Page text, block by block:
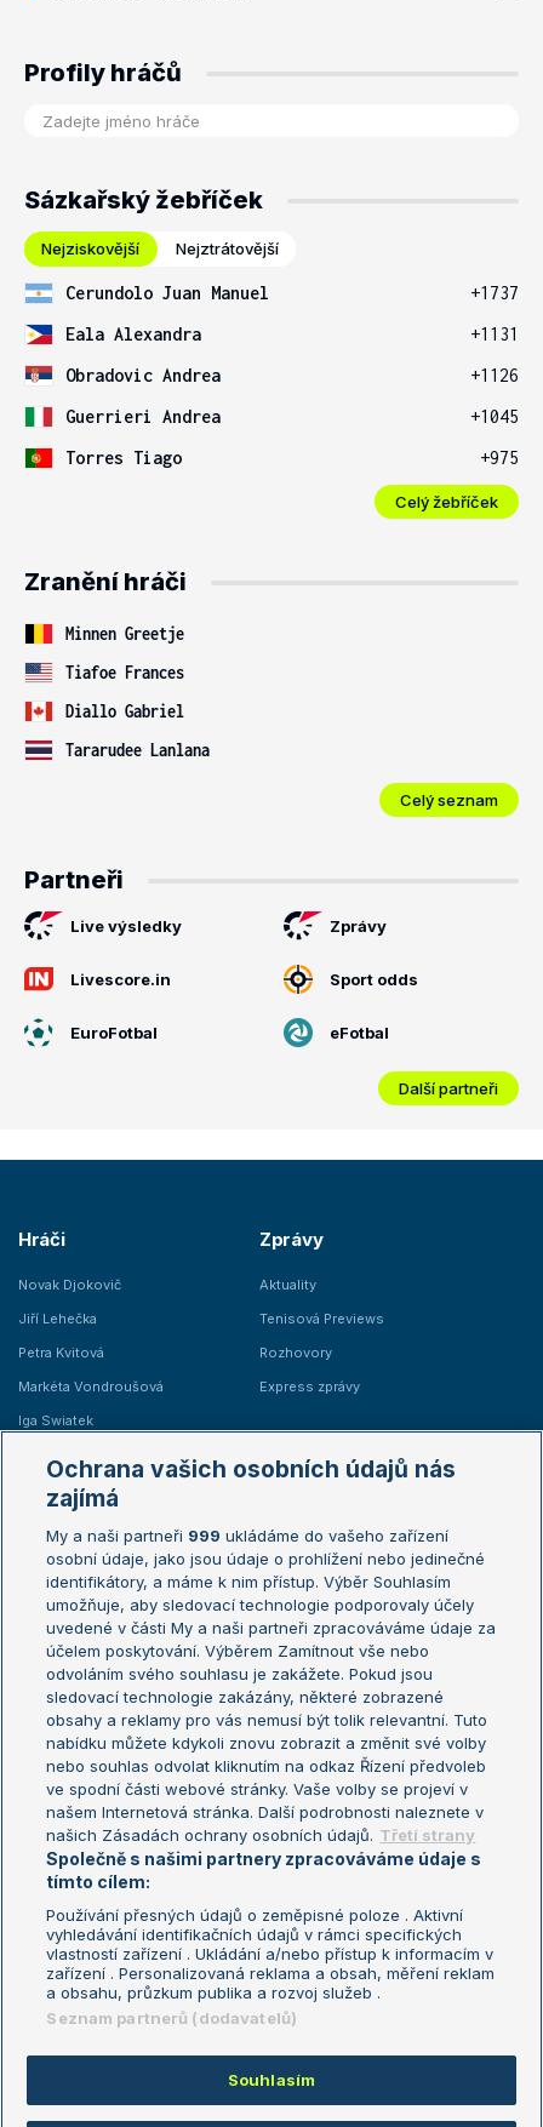
Profily hráčů
Sázkařský žebříček
Nejziskovější Nejztrátovější
Cerundolo Juan Manuel
+1737
Eala Alexandra
+1131
Obradovic Andrea
+1126
Guerrieri Andrea
+1045
Torres Tiago
+975
Celý žebříček
Zranění hráči
Minnen Greetje
Tiafoe Frances
Diallo Gabriel
Tararudee Lanlana
Celý seznam
Partneři
Live výsledky Zprávy
Livescore.in Sport odds
EuroFotbal eFotbal
Další partneři
Hráči
Novak Djokovič
Jiří Lehečka
Petra Kvitová
Markéta Vondroušová
Iga Swiatek
Zprávy
Aktuality
Tenisová Previews
Rozhovory
Express zprávy
Žebříčky
Žebříček ATP (muži)
Žebříček WTA (ženy)
Sázkařský žebříček
Australian Open
French Open
Wimbledon
US Open
Turnaj mistrů
Turnaj mistryň
Aktualní trendy
Fotbalové přestupy
Livesport Daily
LS Prague Open
Podmínky užití
Nastavení soukromí
GDPR a žurnalistika
Reklama
Kontakt
Informace o zpracování osobních
údajů
Copyright © 2008-2026 TenisPortal.cz. Využíváme zpravodajství ČTK.
Ochrana vašich osobních údajů nás
zajímá
My a naši partneři 999 ukládáme do vašeho zařízení
osobní údaje, jako jsou údaje o prohlížení nebo jedinečné
identifikátory, a máme k nim přístup. Výběr Souhlasím
umožňuje, aby sledovací technologie podporovaly účely
uvedené v části My a naši partneři zpracováváme údaje za
účelem poskytování. Výběrem Zamítnout vše nebo
odvoláním svého souhlasu je zakážete. Pokud jsou
sledovací technologie zakázány, některé zobrazené
obsahy a reklamy pro vás nemusí být tolik relevantní. Tuto
nabídku můžete kdykoli znovu zobrazit a změnit své volby
nebo souhlas odvolat kliknutím na odkaz Řízení předvoleb
ve spodní části webové stránky. Vaše volby se projeví v
našem Internetová stránka. Další podrobnosti naleznete v
našich Zásadách ochrany osobních údajů. Třetí strany
Společně s našimi partnery zpracováváme údaje s
tímto cílem:
Používání přesných údajů o zeměpisné poloze . Aktivní
vyhledávání identifikačních údajů v rámci specifických
vlastností zařízení . Ukládání a/nebo přístup k informacím v
zařízení . Personalizovaná reklama a obsah, měření reklam
a obsahu, průzkum publika a rozvoj služeb .
Seznam partnerů (dodavatelů)
Souhlasím